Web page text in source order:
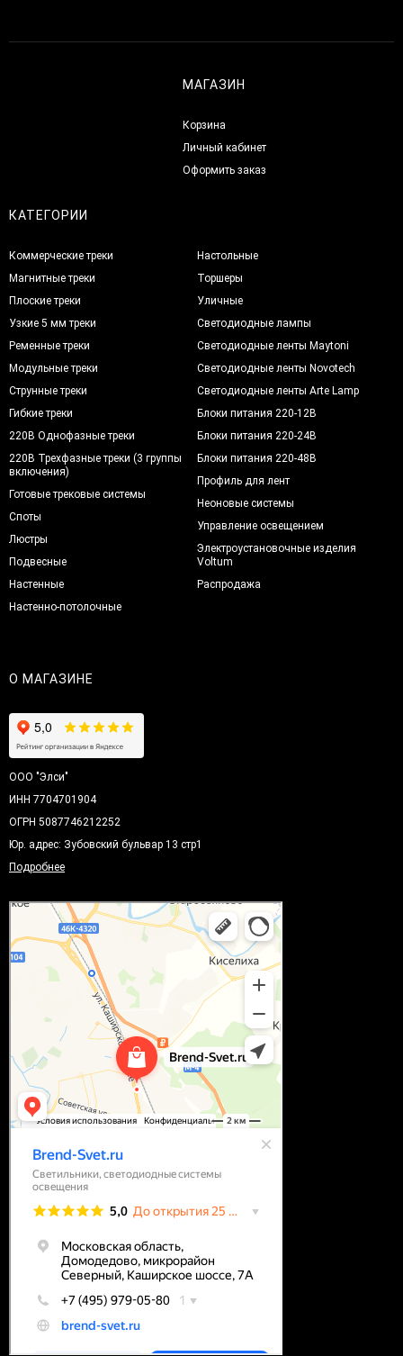
МАГАЗИН
Корзина
Личный кабинет
Оформить заказ
КАТЕГОРИИ
Коммерческие треки
Магнитные треки
Плоские треки
Узкие 5 мм треки
Ременные треки
Модульные треки
Струнные треки
Гибкие треки
220В Однофазные треки
220В Трехфазные треки (3 группы
включения)
Готовые трековые системы
Споты
Люстры
Подвесные
Настенные
Настенно-потолочные
Настольные
Торшеры
Уличные
Светодиодные лампы
Светодиодные ленты Maytoni
Светодиодные ленты Novotech
Светодиодные ленты Arte Lamp
Блоки питания 220-12В
Блоки питания 220-24В
Блоки питания 220-48В
Профиль для лент
Неоновые системы
Управление освещением
Электроустановочные изделия
Voltum
Распродажа
О МАГАЗИНЕ
ООО "Элси"
ИНН 7704701904
ОГРН 5087746212252
Юр. адрес: Зубовский бульвар 13 стр1
Подробнее